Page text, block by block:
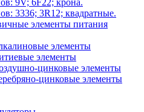
9V; 6F22; крона.
3336; 3R12; квадратные.
элементы питания
элементы
элементы
цинковые элементы
цинковые элементы